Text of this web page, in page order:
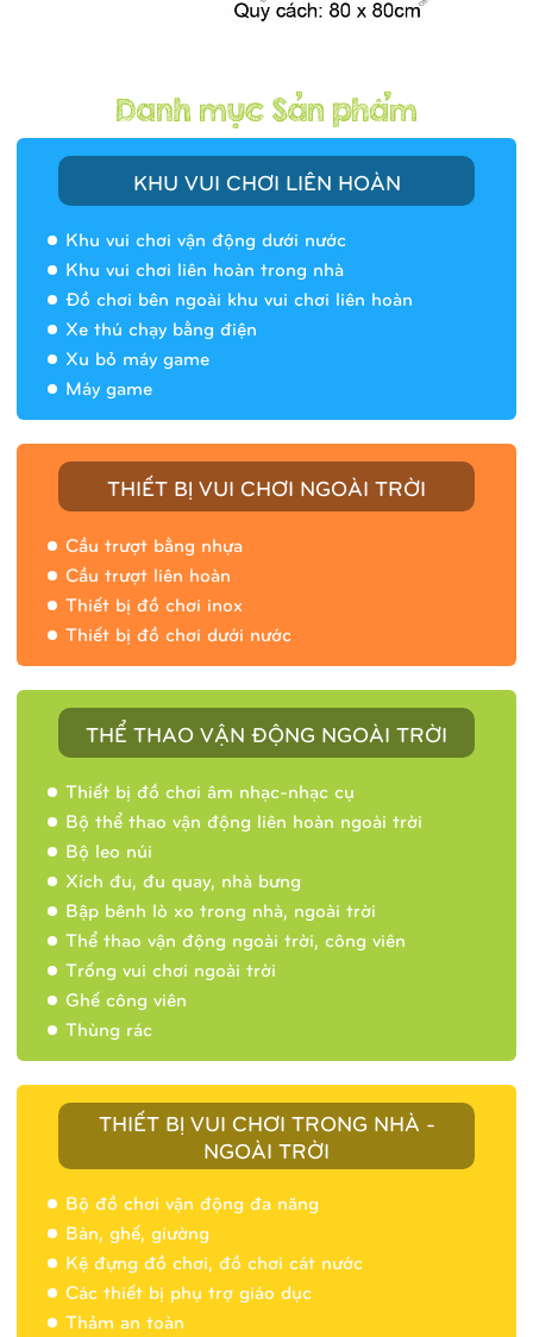
KHU VUI CHƠI LIÊN HOÀN
Khu vui chơi vận động dưới nước
Khu vui chơi liên hoàn trong nhà
Đồ chơi bên ngoài khu vui chơi liên hoàn
Xe thú chạy bằng điện
Xu bỏ máy game
Máy game
THIẾT BỊ VUI CHƠI NGOÀI TRỜI
Cầu trượt bằng nhựa
Cầu trượt liên hoàn
Thiết bị đồ chơi inox
Thiết bị đồ chơi dưới nước
THỂ THAO VẬN ĐỘNG NGOÀI TRỜI
Thiết bị đồ chơi âm nhạc-nhạc cụ
Bộ thể thao vận động liên hoàn ngoài trời
Bộ leo núi
Xích đu, đu quay, nhà bưng
Bập bênh lò xo trong nhà, ngoài trời
Thể thao vận động ngoài trời, công viên
Trống vui chơi ngoài trời
Ghế công viên
Thùng rác
THIẾT BỊ VUI CHƠI TRONG NHÀ -
NGOÀI TRỜI
Bộ đồ chơi vận động đa năng
Bàn, ghế, giường
Kệ đựng đồ chơi, đồ chơi cát nước
Các thiết bị phụ trợ giáo dục
Thảm an toàn
Nhà banh 9H5404